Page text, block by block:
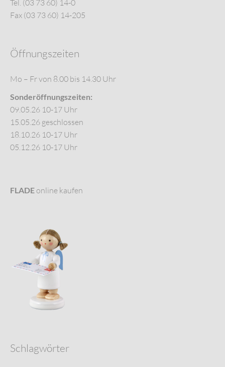
Tel. (03 73 60) 14-0
Fax (03 73 60) 14-205
Öffnungszeiten
Mo – Fr von 8.00 bis 14.30 Uhr
Sonderöffnungszeiten:
09.05.26 10-17 Uhr
15.05.26 geschlossen
18.10.26 10-17 Uhr
05.12.26 10-17 Uhr
FLADE online kaufen
Schlagwörter